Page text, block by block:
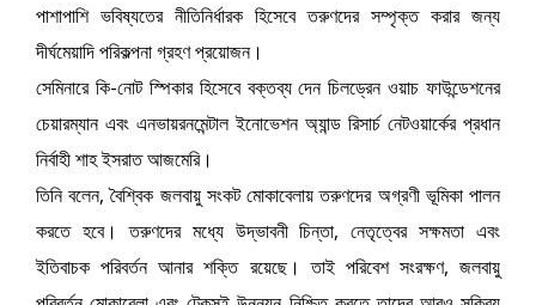
পাশাপাশি ভবিষ্যতের নীতিনির্ধারক হিসেবে তরুণদের সম্পৃক্ত করার জন্য
দীর্ঘমেয়াদি পরিকল্পনা গ্রহণ প্রয়োজন।
সেমিনারে কি-নোট স্পিকার হিসেবে বক্তব্য দেন চিলড্রেন ওয়াচ ফাউন্ডেশনের
চেয়ারম্যান এবং এনভায়রনমেন্টাল ইনোভেশন অ্যান্ড রিসার্চ নেটওয়ার্কের প্রধান
নির্বাহী শাহ ইসরাত আজমেরি।
তিনি বলেন, বৈশ্বিক জলবায়ু সংকট মোকাবেলায় তরুণদের অগ্রণী ভূমিকা পালন
করতে হবে। তরুণদের মধ্যে উদ্ভাবনী চিন্তা, নেতৃত্বের সক্ষমতা এবং
ইতিবাচক পরিবর্তন আনার শক্তি রয়েছে। তাই পরিবেশ সংরক্ষণ, জলবায়ু